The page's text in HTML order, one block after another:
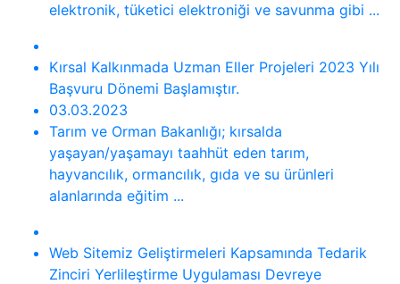
elektronik, tüketici elektroniği ve savunma gibi ...
Kırsal Kalkınmada Uzman Eller Projeleri 2023 Yılı
Başvuru Dönemi Başlamıştır.
03.03.2023
Tarım ve Orman Bakanlığı; kırsalda
yaşayan/yaşamayı taahhüt eden tarım,
hayvancılık, ormancılık, gıda ve su ürünleri
alanlarında eğitim ...
Web Sitemiz Geliştirmeleri Kapsamında Tedarik
Zinciri Yerlileştirme Uygulaması Devreye